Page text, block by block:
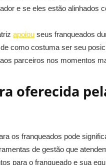
e se eles estão alinhados
apoiou seus franqueados
como costuma ser seu
parceiros nos momentos
oferecida
os franqueados pode
de gestão que
para o franqueado e sua